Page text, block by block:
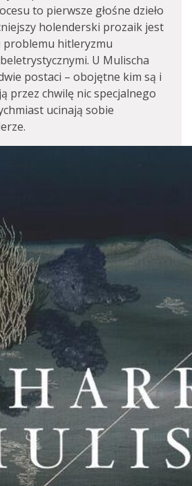
to pierwsze głośne dzieło
holenderski prozaik jest
problemu hitleryzmu
U Mulischa
postaci – obojętne kim są i
przez chwilę nic specjalnego
ucinają sobie